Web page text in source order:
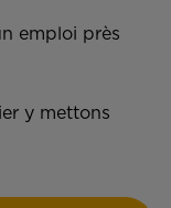
emploi près
y mettons